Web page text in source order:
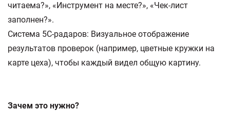
читаема?», «Инструмент на месте?», «Чек-лист
заполнен?».
Система 5С-радаров: Визуальное отображение
результатов проверок (например, цветные кружки на
карте цеха), чтобы каждый видел общую картину.
Зачем это нужно?